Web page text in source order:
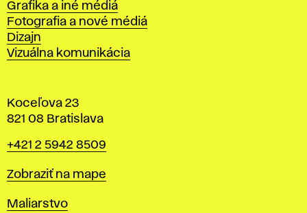
Grafika a iné médiá
Fotografia a nové médiá
Dizajn
Vizuálna komunikácia
Koceľova 23
821 08 Bratislava
Telefón
+421 2 5942 8509
Mapa
Zobraziť na mape
Katedry
Maliarstvo